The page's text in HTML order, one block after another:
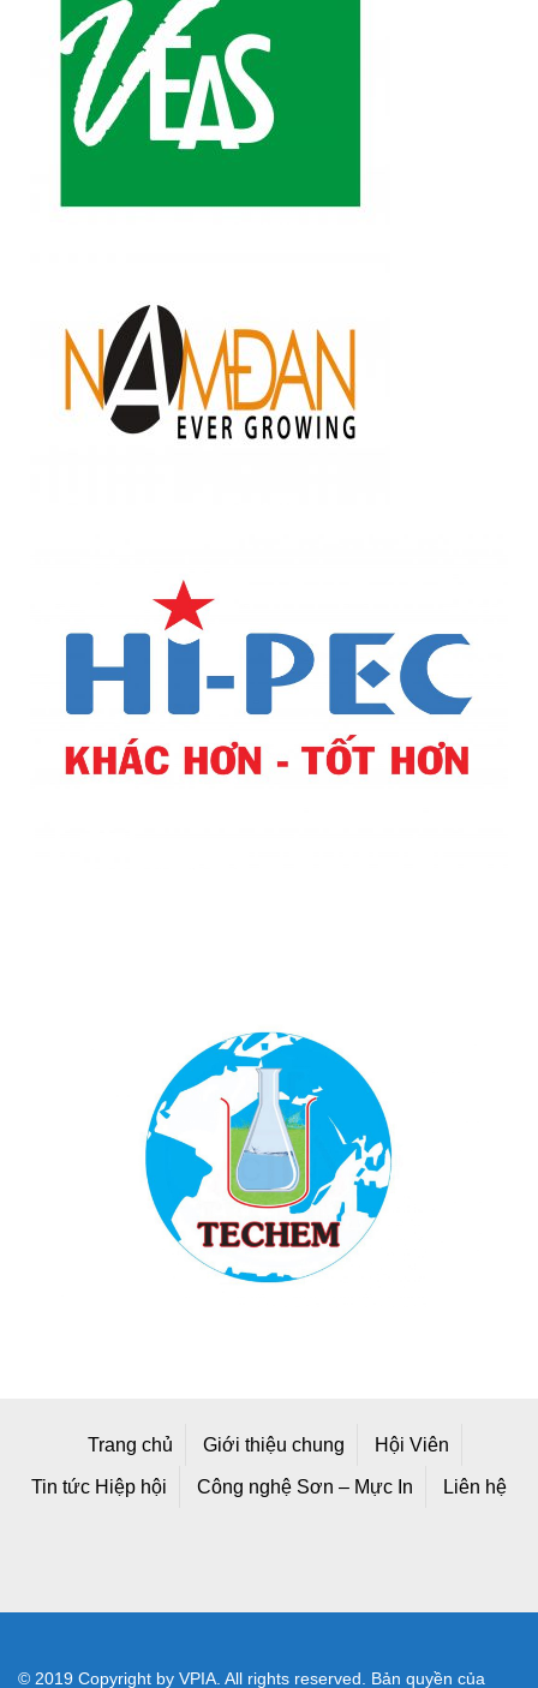
Trang chủ Giới thiệu chung Hội Viên
Tin tức Hiệp hội Công nghệ Sơn – Mực In Liên hệ
© 2019 Copyright by VPIA. All rights reserved. Bản quyền của